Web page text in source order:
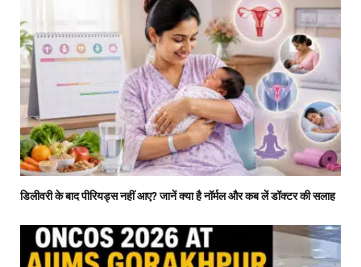
डिलीवरी के बाद पीरियड्स नहीं आए? जानें क्या है नॉर्मल और कब लें डॉक्टर की सलाह